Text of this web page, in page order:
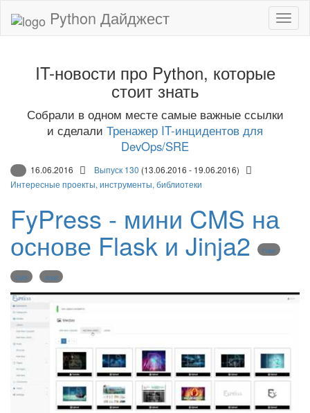
Python Дайджест
IT-новости про Python, которые
стоит знать
Собрали в одном месте самые важные ссылки
и сделали Тренажер IT-инцидентов для
DevOps/SRE
16.06.2016 Выпуск 130 (13.06.2016 - 19.06.2016)
Интересные проекты, инструменты, библиотеки
FyPress - мини CMS на
основе Flask и Jinja2 Flask
CMS Jinja2